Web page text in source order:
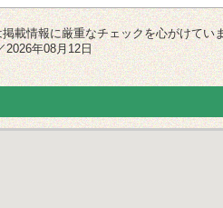
載情報に厳重なチェックを心がけて
年08月12日